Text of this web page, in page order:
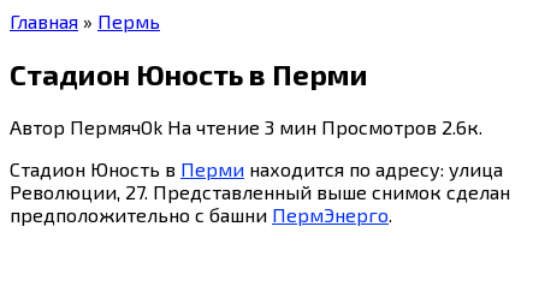
Главная » Пермь
Стадион Юность в Перми
Автор ПермячOk На чтение 3 мин Просмотров 2.6к.
Стадион Юность в Перми находится по адресу: улица
Революции, 27. Представленный выше снимок сделан
предположительно с башни ПермЭнерго.